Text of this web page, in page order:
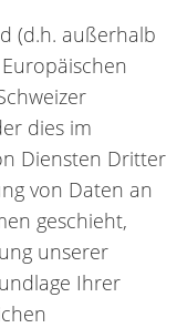
(d.h. außerhalb
dies im
Diensten Dritter
von Daten an
geschieht,
unserer
Ihrer